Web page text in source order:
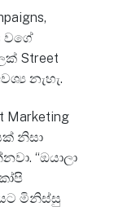
වගේ
Street
නැහැ.
Marketing
නිසා
“ඔයාලා
මිනිස්සු